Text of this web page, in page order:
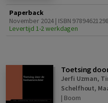
Paperback
November 2024 | ISBN
Levertijd 1-2 werkdagen
Toetsing
Jerfi Uzman,
Schelfhout,
| Boom